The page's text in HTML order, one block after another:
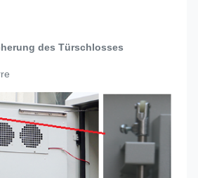
des Türschlosses